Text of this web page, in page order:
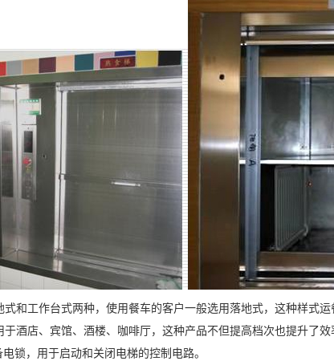
和工作台式两种，使用餐车的客户一般选用落地式，这种样式
酒店、宾馆、酒楼、咖啡厅，这种产品不但提高档次也提升了效
锁，用于启动和关闭电梯的控制电路。